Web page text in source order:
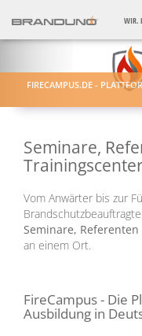
WIR.
FIRECAMPUS.DE -
Seminare,
Vom Anwärter bis zur
Seminare,
an einem Ort.
FireCampus - Die
Ausbildung in